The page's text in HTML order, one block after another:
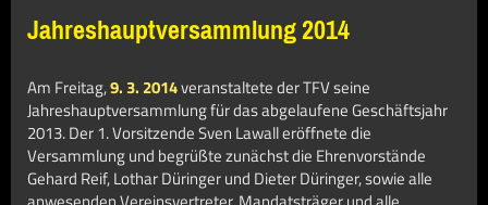
Jahreshauptversammlung 2014
Am Freitag,9. 3. 2014veranstaltete der TFV seine
Jahreshauptversammlung für das abgelaufene Geschäftsjahr
2013. Der 1. Vorsitzende Sven Lawall eröffnete die
Versammlung und begrüßte zunächst die Ehrenvorstände
Gehard Reif, Lothar Düringer und Dieter Düringer, sowie alle